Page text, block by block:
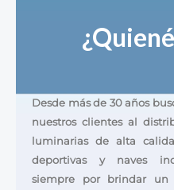
Desde más de 30 años
nuestros clientes al
luminarias de alta
deportivas y naves
siempre por brindar un